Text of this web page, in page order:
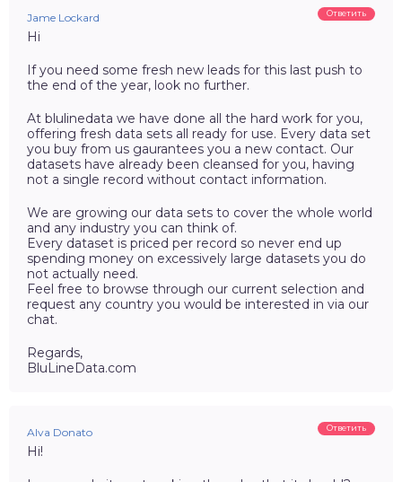
Jame Lockard Ответить
Hi
If you need some fresh new leads for this last push to
the end of the year, look no further.
At blulinedata we have done all the hard work for you,
offering fresh data sets all ready for use. Every data set
you buy from us gaurantees you a new contact. Our
datasets have already been cleansed for you, having
not a single record without contact information.
We are growing our data sets to cover the whole world
and any industry you can think of.
Every dataset is priced per record so never end up
spending money on excessively large datasets you do
not actually need.
Feel free to browse through our current selection and
request any country you would be interested in via our
chat.
Regards,
BluLineData.com
Alva Donato Ответить
Hi!